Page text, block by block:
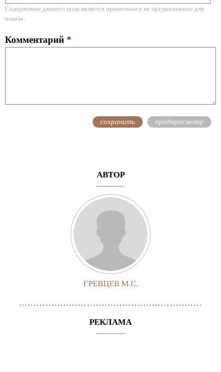
Содержимое данного поля является приватным и не предназначено для
показа.
Комментарий *
АВТОР
ГРЕВЦЕВ М.С.
РЕКЛАМА